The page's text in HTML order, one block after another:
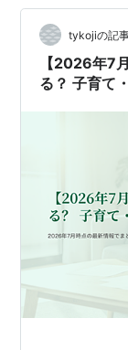
情報を基に、
再交付、提出
記事の要点 児
tykojiの記
【2026年7
る？ 子育て